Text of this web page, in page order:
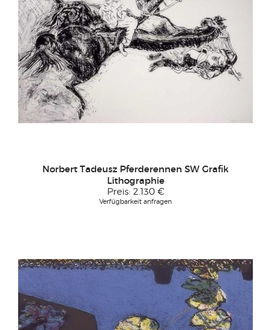
Norbert Tadeusz Pferderennen SW Grafik
Lithographie
Preis: 2.130 €
Verfügbarkeit anfragen